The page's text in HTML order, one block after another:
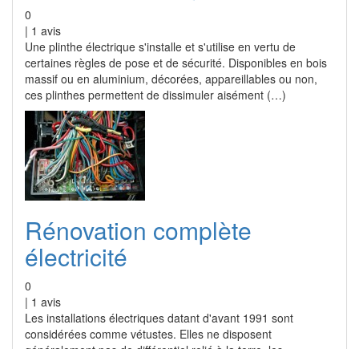
0
| 1 avis
Une plinthe électrique s'installe et s'utilise en vertu de
certaines règles de pose et de sécurité. Disponibles en bois
massif ou en aluminium, décorées, appareillables ou non,
ces plinthes permettent de dissimuler aisément (…)
Rénovation complète
électricité
0
| 1 avis
Les installations électriques datant d'avant 1991 sont
considérées comme vétustes. Elles ne disposent